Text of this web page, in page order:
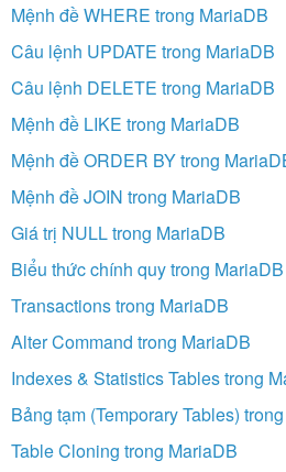
Mệnh đề WHERE trong MariaDB
Câu lệnh UPDATE trong MariaDB
Câu lệnh DELETE trong MariaDB
Mệnh đề LIKE trong MariaDB
Mệnh đề ORDER BY trong
Mệnh đề JOIN trong MariaDB
Giá trị NULL trong MariaDB
Biểu thức chính quy trong MariaDB
Transactions trong MariaDB
Alter Command trong MariaDB
Indexes & Statistics Tables trong
Bảng tạm (Temporary Tables)
Table Cloning trong MariaDB